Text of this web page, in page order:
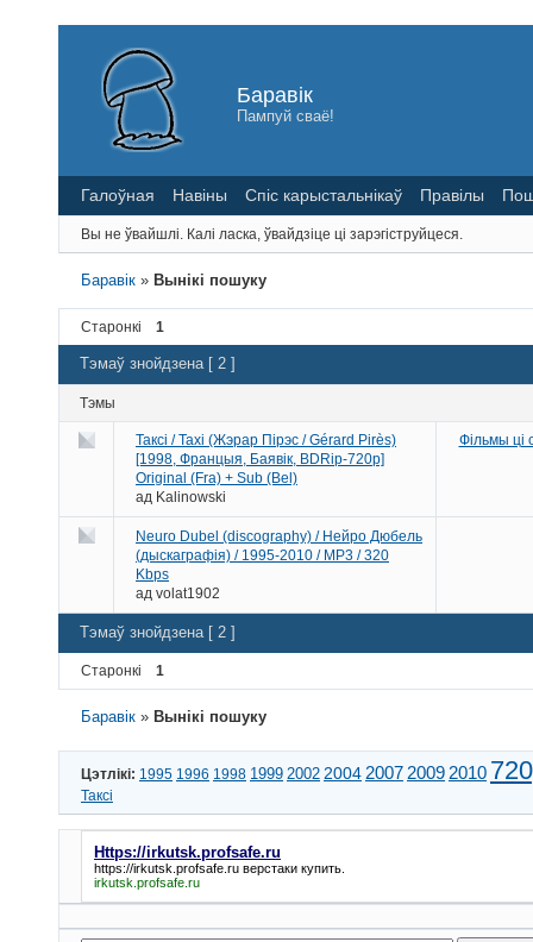
Баравік
Пампуй сваё!
Галоўная Навіны Спіс карыстальнікаў Правілы
Вы не ўвайшлі. Калі ласка, ўвайдзіце ці зарэгіструйцеся.
Баравік » Вынікі пошуку
Старонкі 1
Тэмаў знойдзена [ 2 ]
Тэмы
Таксі / Taxi (Жэрар Пірэс / Gérard Pirès)
[1998, Францыя, Баявік, BDRip-720p]
Original (Fra) + Sub (Bel)
ад Kalinowski
Фільмы ці
Neuro Dubel (discography) / Нейро Дюбель
(дыскаграфія) / 1995-2010 / MP3 / 320
Kbps
ад volat1902
Тэмаў знойдзена [ 2 ]
Старонкі 1
Баравік » Вынікі пошуку
Цэтлікі: 1995 1996 1998 1999 2002 2004200720092010
Таксі
Https://irkutsk.profsafe.ru
https://irkutsk.profsafe.ru верстаки купить.
irkutsk.profsafe.ru